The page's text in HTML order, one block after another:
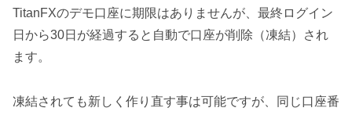
TitanFXのデモ口座に期限はありませんが、最終ログイン
日から30日が経過すると自動で口座が削除（凍結）され
ます。
凍結されても新しく作り直す事は可能ですが、同じ口座番